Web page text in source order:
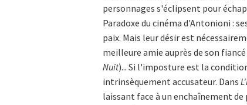
personnages s'éclipsent pour
Paradoxe du cinéma d'Antonioni :
paix. Mais leur désir est
meilleure amie auprès de son
Nuit)... Si l'imposture est la
intrinsèquement accusateur. Dans
laissant face à un enchaînement